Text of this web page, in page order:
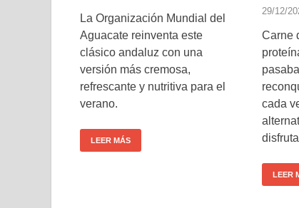
La Organización Mundial del
Aguacate reinventa este
clásico andaluz con una
versión más cremosa,
refrescante y nutritiva para el
verano.
LEER MÁS
29/12/
Carne
cada
LEER